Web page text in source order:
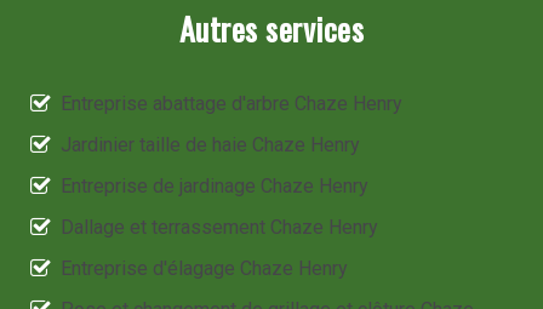
Autres services
Entreprise abattage d'arbre Chaze Henry
Jardinier taille de haie Chaze Henry
Entreprise de jardinage Chaze Henry
Dallage et terrassement Chaze Henry
Entreprise d'élagage Chaze Henry